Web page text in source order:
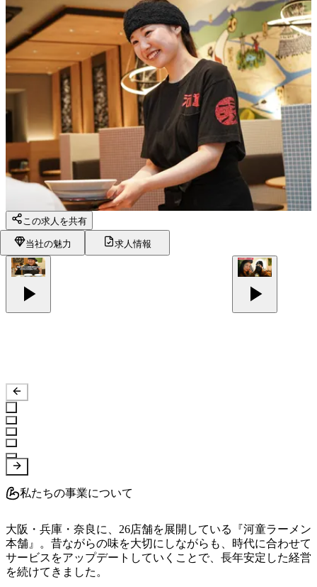
この求人を共有
当社の魅力 求人情報
私たちの事業について
大阪・兵庫・奈良に、26店舗を展開している『河童ラーメン
本舗』。昔ながらの味を大切にしながらも、時代に合わせて
サービスをアップデートしていくことで、長年安定した経営
を続けてきました。